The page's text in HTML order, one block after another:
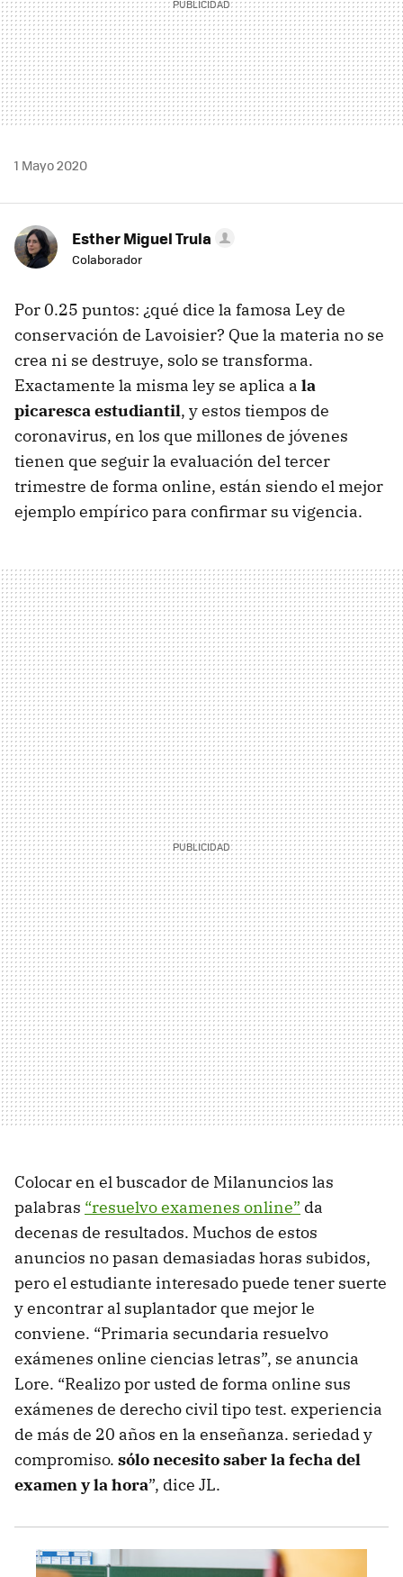
1 Mayo 2020
Esther Miguel Trula
Colaborador
Por 0.25 puntos: ¿qué dice la famosa Ley de
conservación de Lavoisier? Que la materia no se
crea ni se destruye, solo se transforma.
Exactamente la misma ley se aplica a la
picaresca estudiantil, y estos tiempos de
coronavirus, en los que millones de jóvenes
tienen que seguir la evaluación del tercer
trimestre de forma online, están siendo el mejor
ejemplo empírico para confirmar su vigencia.
Colocar en el buscador de Milanuncios las
palabras “resuelvo examenes online” da
decenas de resultados. Muchos de estos
anuncios no pasan demasiadas horas subidos,
pero el estudiante interesado puede tener suerte
y encontrar al suplantador que mejor le
conviene. “Primaria secundaria resuelvo
exámenes online ciencias letras”, se anuncia
Lore. “Realizo por usted de forma online sus
exámenes de derecho civil tipo test. experiencia
de más de 20 años en la enseñanza. seriedad y
compromiso. sólo necesito saber la fecha del
examen y la hora”, dice JL.